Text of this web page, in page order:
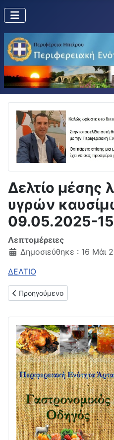
Δελτίο μέσης
υγρών
09.05.2025-
Λεπτομέρειες
Δημοσιεύθηκε : 16 Μάι
ΔΕΛΤΙΟ
Προηγούμενο άρθρο: Δελτίο
Προηγούμενο